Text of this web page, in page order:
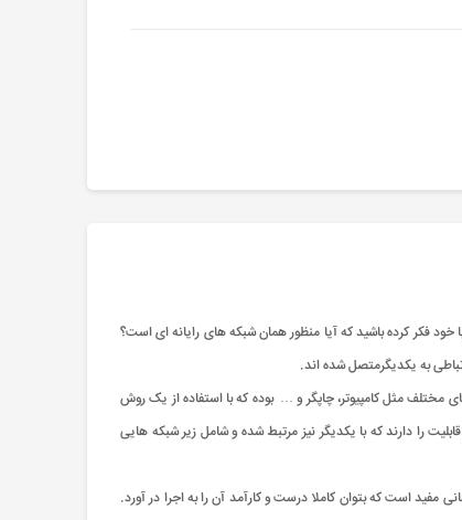
فکر کرده باشید که آیا منظور همان شبکه های رایانه ای است؟
به یکدیگرمتصل شده ‌اند.
مختلف مثل کامپیوتر، چاپگر و … بوده که با استفاده از یک روش
را دارند که با یکدیگر نیز مرتبط شده و شامل زیر شبکه هایی
مفید است که بتوان کاملا درست و کارآمد آن را به اجرا در آورد.